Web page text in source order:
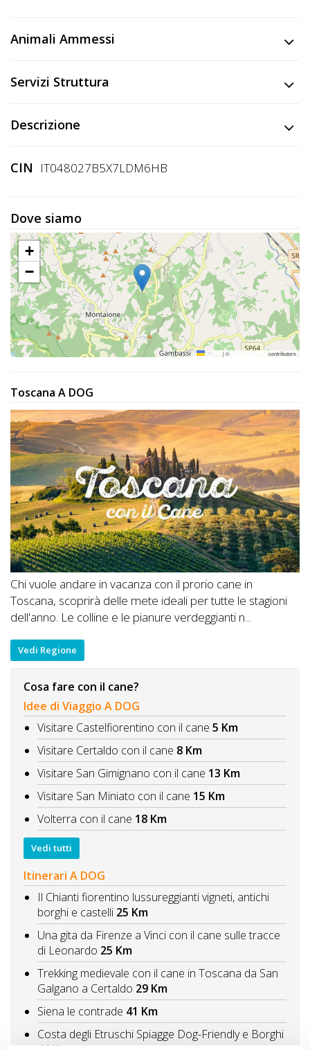
Tutorial
Lavora
Noi
Attività
Accedi
Registrati
Animali Ammessi
Servizi Struttura
Descrizione
CIN IT048027B5X7LDM6HB
Dove siamo
+
−
Leaflet |© contributors
Toscana A DOG
Chi vuole andare in vacanza con il prorio cane in
Toscana, scoprirà delle mete ideali per tutte le stagioni
dell'anno. Le colline e le pianure verdeggianti n...
Vedi Regione
Cosa fare con il cane?
Idee di Viaggio A DOG
Visitare Castelfiorentino con il cane 5 Km
Visitare Certaldo con il cane 8 Km
Visitare San Gimignano con il cane 13 Km
Visitare San Miniato con il cane 15 Km
Volterra con il cane 18 Km
Vedi tutti
Itinerari A DOG
Il Chianti fiorentino lussureggianti vigneti, antichi
borghi e castelli 25 Km
Una gita da Firenze a Vinci con il cane sulle tracce
di Leonardo 25 Km
Trekking medievale con il cane in Toscana da San
Galgano a Certaldo 29 Km
Siena le contrade 41 Km
Costa degli Etruschi Spiagge Dog-Friendly e Borghi